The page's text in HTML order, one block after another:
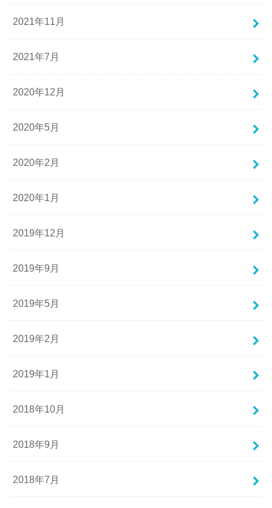
2021年11月
2021年7月
2020年12月
2020年5月
2020年2月
2020年1月
2019年12月
2019年9月
2019年5月
2019年2月
2019年1月
2018年10月
2018年9月
2018年7月